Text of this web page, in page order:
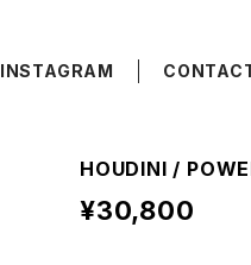
INSTAGRAM
HOUDINI /
¥30,800